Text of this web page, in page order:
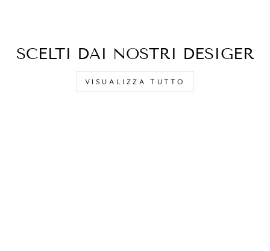
SCELTI DAI NOSTRI DESIGER
VISUALIZZA TUTTO